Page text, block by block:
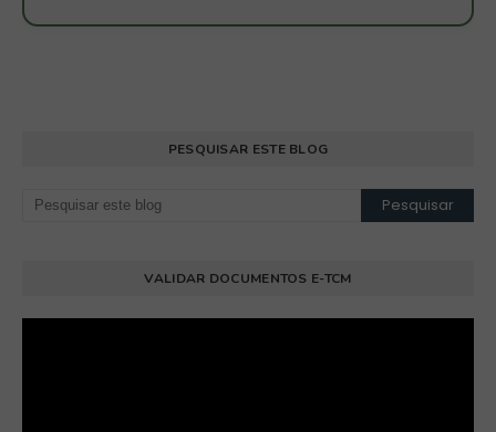
PESQUISAR ESTE BLOG
VALIDAR DOCUMENTOS E-TCM